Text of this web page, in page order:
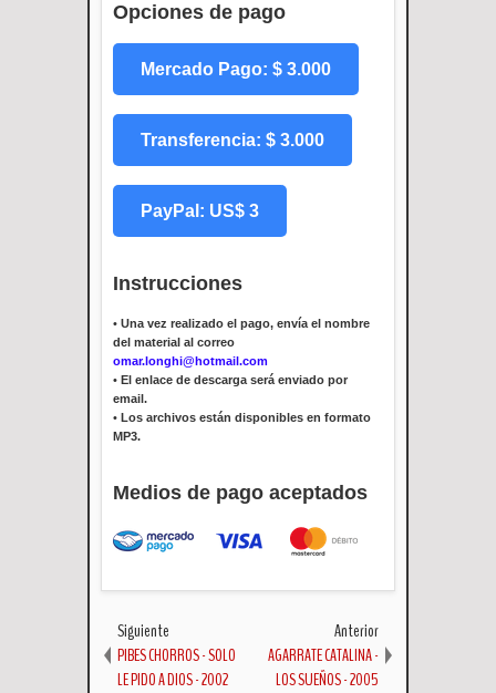
Opciones de pago
Mercado Pago: $ 3.000
Transferencia: $ 3.000
PayPal: US$ 3
Instrucciones
• Una vez realizado el pago, envía el nombre
del material al correo
omar.longhi@hotmail.com
• El enlace de descarga será enviado por
email.
• Los archivos están disponibles en formato
MP3.
Medios de pago aceptados
Siguiente
PIBES CHORROS - SOLO
LE PIDO A DIOS - 2002
Anterior
AGARRATE CATALINA -
LOS SUEÑOS - 2005